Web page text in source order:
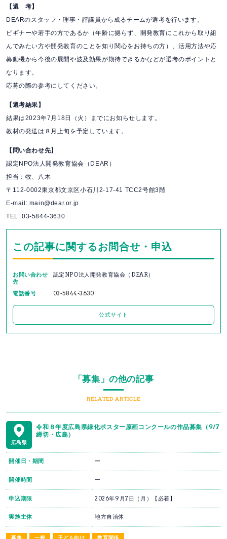
【選 考】
DEARのスタッフ・理事・評議員から成るチームが選考を行います。
ビギナーや若手の方であるか（年齢に拠らず、開発教育にこれから取り組
んでみたい方や開発教育のことを知り関心をお持ちの方）、活用方法や応
募動機から今後の展開や波及効果が期待できるかなどが選考のポイントと
なります。
応募の際の参考にしてください。
【選考結果】
結果は2023年7月18日（火）までにお知らせします。
教材の発送は８月上旬を予定しています。
【問い合わせ先】
認定NPO法人開発教育協会（DEAR）
担当：牧、八木
〒112-0002東京都文京区小石川2-17-41 TCC2号館3階
E-mail: main@dear.or.jp
TEL: 03-5844-3630
この記事に関するお問合せ・申込
お問い合わせ
先
認定NPO法人開発教育協会（DEAR）
電話番号 03-5844-3630
公式サイト
「募集」の他の記事
RELATED ARTICLE
広島県
令和８年度広島県緑化ポスター原画コンクールの作品募集（9/7
締切・広島）
募集 一般 子ども向け 教育関係
開催日・期間 ー
開催時間 ー
申込期限 2026年9月7日（月）【必着】
実施主体 地方自治体